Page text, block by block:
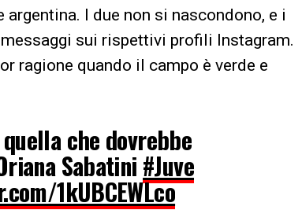
I due non si nascondono, e i
sui rispettivi profili Instagram.
ragione quando il campo è verde e
che dovrebbe
Sabatini #Juve
1kUBCEWLco